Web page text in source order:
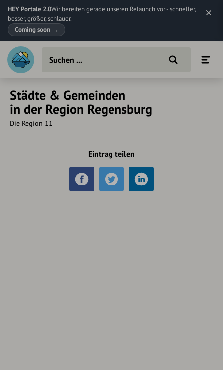
HEY Portale 2.0Wir bereiten gerade unseren Relaunch vor - schneller,
besser, größer, schlauer.
Coming soon →
Städte & Gemeinden
in der Region Regensburg
Die Region 11
Eintrag teilen